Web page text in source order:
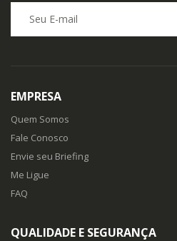
EMPRESA
Quem Somos
Fale Conosco
Envie seu Briefing
Me Ligue
FAQ
QUALIDADE E SEGURANÇA